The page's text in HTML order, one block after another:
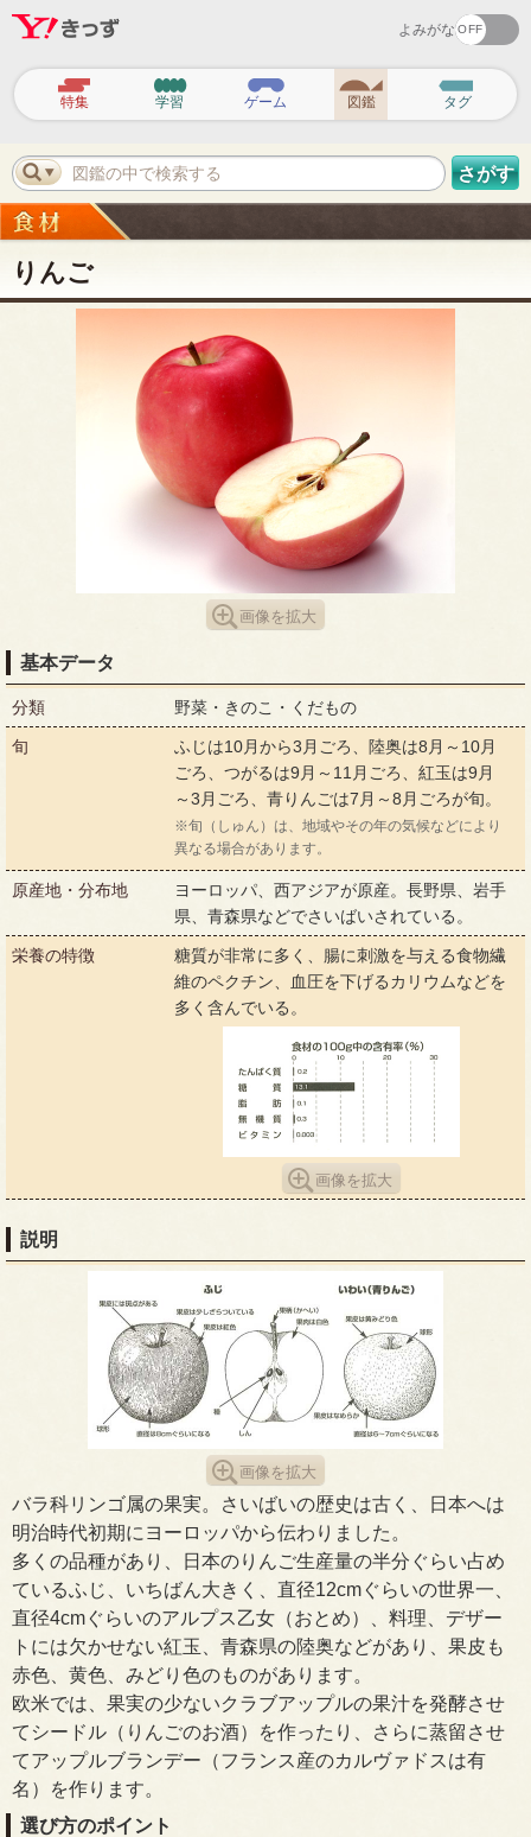
よみがな
ビ
ゲ
ー
シ
ョ
ン
特集 学習 ゲーム 図鑑 タグ
図鑑の中で検索する さがす
りんご
画像を拡大
基本データ
分類 野菜・きのこ・くだもの
旬
ふじは10月から3月ごろ、陸奥は8月～10月
ごろ、つがるは9月～11月ごろ、紅玉は9月
～3月ごろ、青りんごは7月～8月ごろが旬。
※旬（しゅん）は、地域やその年の気候などにより
異なる場合があります。
原産地・分布地
ヨーロッパ、西アジアが原産。長野県、岩手
県、青森県などでさいばいされている。
栄養の特徴
糖質が非常に多く、腸に刺激を与える食物繊
維のペクチン、血圧を下げるカリウムなどを
多く含んでいる。
画像を拡大
説明
画像を拡大
バラ科リンゴ属の果実。さいばいの歴史は古く、日本へは
明治時代初期にヨーロッパから伝わりました。
多くの品種があり、日本のりんご生産量の半分ぐらい占め
ているふじ、いちばん大きく、直径12cmぐらいの世界一、
直径4cmぐらいのアルプス乙女（おとめ）、料理、デザー
トには欠かせない紅玉、青森県の陸奥などがあり、果皮も
赤色、黄色、みどり色のものがあります。
欧米では、果実の少ないクラブアップルの果汁を発酵させ
てシードル（りんごのお酒）を作ったり、さらに蒸留させ
てアップルブランデー（フランス産のカルヴァドスは有
名）を作ります。
選び方のポイント